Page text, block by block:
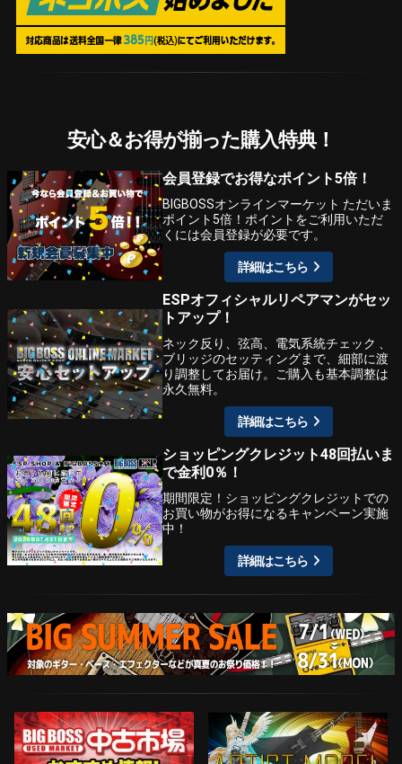
安心＆お得が揃った購入特典！
会員登録でお得なポイント5倍！
BIGBOSSオンラインマーケット ただいま
ポイント5倍！ポイントをご利用いただ
くには会員登録が必要です。
詳細はこちら
ESPオフィシャルリペアマンがセッ
トアップ！
ネック反り、弦高、電気系統チェック 、
ブリッジのセッティングまで、細部に渡
り調整してお届け。ご購入も基本調整は
永久無料。
詳細はこちら
ショッピングクレジット48回払いま
で金利0％！
期間限定！ショッピングクレジットでの
お買い物がお得になるキャンペーン実施
中！
詳細はこちら